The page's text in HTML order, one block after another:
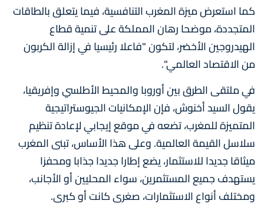
كما استعرض ميزة المغرب التنافسية، فيما يتعلق بالطاقات
المتجددة، موضحا رهان المملكة على تنمية قطاع
الهيدروجين الأخضر، لتكون "فاعلا رئيسيا في إزالة الكربون
من الاقتصاد العالمي".
في ملتقى الطرق بين أوروبا والمحيط الأطلسي وإفريقيا،
يقول السيد أخنوش، فإن الإمكانيات الجيوستراتيجية
المتميزة للمغرب، تضعه في موقع إيجابي لإعادة تنظيم
سلاسل القيمة العالمية. وعلى هذا الأساس، تبنى المغرب
ميثاقا جديدا للاستثمار، يضع إطارا جديدا جذابا ومحفزا
يستهدف جميع المستثمرين، سواء المحليين أو الأجانب،
ومختلف أنواع الاستثمارات، صغرى كانت أو كبرى.